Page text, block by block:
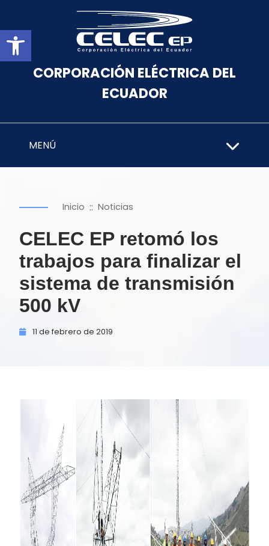
Abrir barra de herramientas
CORPORACIÓN ELÉCTRICA DEL
ECUADOR
MENÚ
Inicio :: Noticias
CELEC EP retomó los
trabajos para finalizar el
sistema de transmisión
500 kV
11 de febrero de 2019